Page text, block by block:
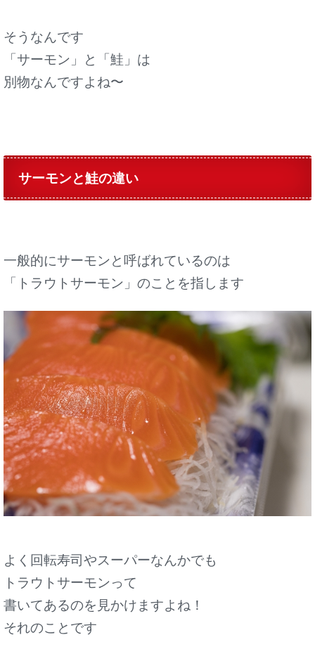
そうなんです
「サーモン」と「鮭」は
別物なんですよね〜
サーモンと鮭の違い
一般的にサーモンと呼ばれているのは
「トラウトサーモン」のことを指します
よく回転寿司やスーパーなんかでも
トラウトサーモンって
書いてあるのを見かけますよね！
それのことです